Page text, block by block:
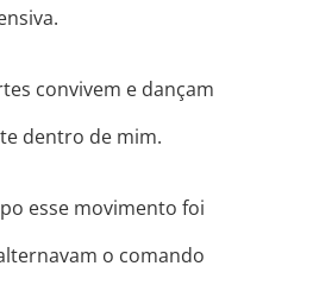
convivem e dançam
dentro de mim.
esse movimento foi
o comando